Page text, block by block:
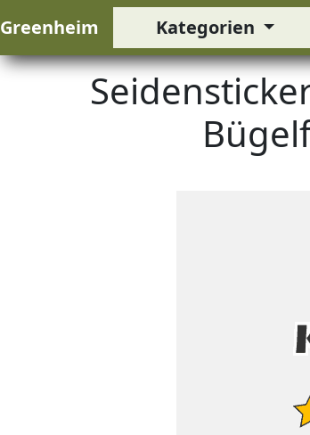
Greenheim Kategorien